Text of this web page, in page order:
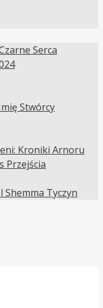
Serca
Stwórcy
Kroniki Arnoru
Przejścia
Shemma Tyczyn